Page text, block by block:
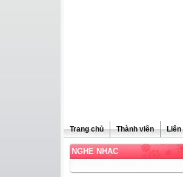
Trang chủ Thành viên Liên
NGHE NHẠC